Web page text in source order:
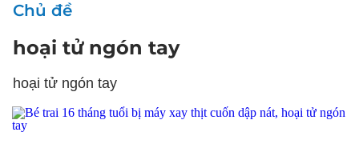
Chủ đề
hoại tử ngón tay
hoại tử ngón tay